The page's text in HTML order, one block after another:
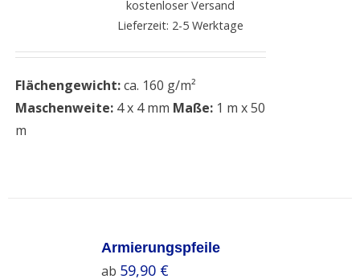
kostenloser Versand
Lieferzeit: 2-5 Werktage
Flächengewicht:ca. 160 g/m²
Maschenweite:4 x 4 mm Maße:1 m x 50
m
Armierungspfeile
ab 59,90 €